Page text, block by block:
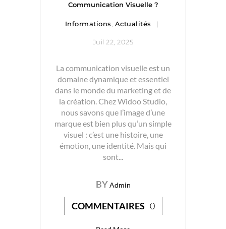
Communication Visuelle ?
Informations Actualités
Juil 22, 2025
La communication visuelle est un
domaine dynamique et essentiel
dans le monde du marketing et de
la création. Chez Widoo Studio,
nous savons que l’image d’une
marque est bien plus qu’un simple
visuel : c’est une histoire, une
émotion, une identité. Mais qui
sont...
BYAdmin
COMMENTAIRES 0